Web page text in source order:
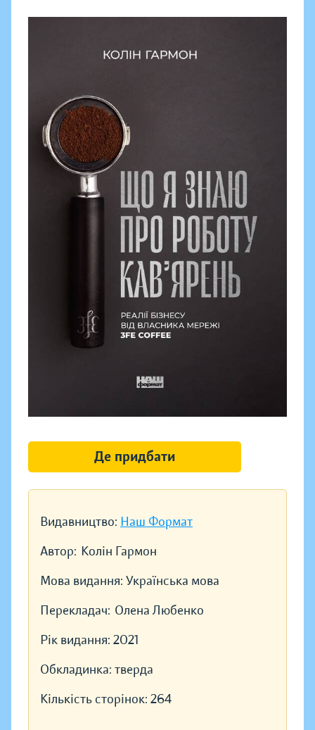
Видавництво: Наш Формат
Автор: Колін Гармон
Мова видання: Українська мова
Перекладач: Олена Любенко
Рік видання: 2021
Обкладинка: тверда
Кількість сторінок: 264
Де придбати